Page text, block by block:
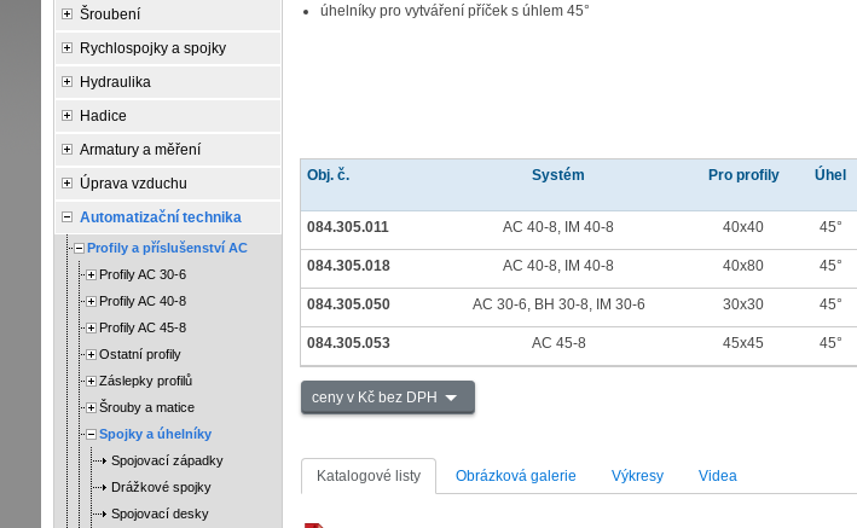
úhelníky pro vytváření příček s úhlem 45°
Obj. č. Systém Pro profily Úhel
084.305.011 AC 40-8, IM 40-8 40x40 45°
084.305.018 AC 40-8, IM 40-8 40x80 45°
084.305.050 AC 30-6, BH 30-8, IM 30-6 30x30 45°
084.305.053 AC 45-8 45x45 45°
ceny v Kč bez DPH
Katalogové listy Obrázková galerie Výkresy Videa
Šroubení
Rychlospojky a spojky
Hydraulika
Hadice
Armatury a měření
Úprava vzduchu
Automatizační technika
Profily a příslušenství AC
Profily AC 30-6
Profily AC 40-8
Profily AC 45-8
Ostatní profily
Záslepky profilů
Šrouby a matice
Spojky a úhelníky
Spojovací západky
Drážkové spojky
Spojovací desky